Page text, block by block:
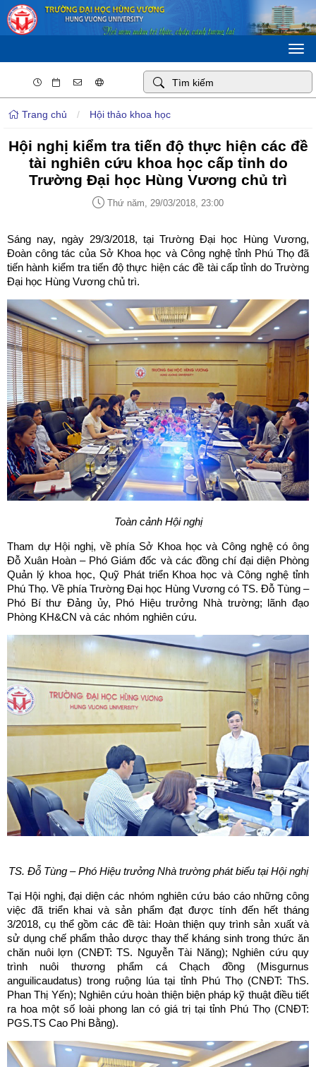
Trang chủ / Hội thảo khoa học
Hội nghị kiểm tra tiến độ thực hiện các đề
tài nghiên cứu khoa học cấp tỉnh do
Trường Đại học Hùng Vương chủ trì
Thứ năm, 29/03/2018, 23:00
Sáng nay, ngày 29/3/2018, tại Trường Đại học Hùng Vương,
Đoàn công tác của Sở Khoa học và Công nghệ tỉnh Phú Thọ đã
tiến hành kiểm tra tiến độ thực hiện các đề tài cấp tỉnh do Trường
Đại học Hùng Vương chủ trì.
Toàn cảnh Hội nghị
Tham dự Hội nghị, về phía Sở Khoa học và Công nghệ có ông
Đỗ Xuân Hoàn – Phó Giám đốc và các đồng chí đại diện Phòng
Quản lý khoa học, Quỹ Phát triển Khoa học và Công nghệ tỉnh
Phú Thọ. Về phía Trường Đại học Hùng Vương có TS. Đỗ Tùng –
Phó Bí thư Đảng ủy, Phó Hiệu trưởng Nhà trường; lãnh đạo
Phòng KH&CN và các nhóm nghiên cứu.
TS. Đỗ Tùng – Phó Hiệu trưởng Nhà trường phát biểu tại Hội nghị
Tại Hội nghị, đại diện các nhóm nghiên cứu báo cáo những công
việc đã triển khai và sản phẩm đạt được tính đến hết tháng
3/2018, cụ thể gồm các đề tài: Hoàn thiện quy trình sản xuất và
sử dụng chế phẩm thảo dược thay thế kháng sinh trong thức ăn
chăn nuôi lợn (CNĐT: TS. Nguyễn Tài Năng); Nghiên cứu quy
trình nuôi thương phẩm cá Chạch đồng (Misgurnus
anguilicaudatus) trong ruộng lúa tại tỉnh Phú Thọ (CNĐT: ThS.
Phan Thị Yến); Nghiên cứu hoàn thiện biện pháp kỹ thuật điều tiết
ra hoa một số loài phong lan có giá trị tại tỉnh Phú Thọ (CNĐT:
PGS.TS Cao Phi Bằng).